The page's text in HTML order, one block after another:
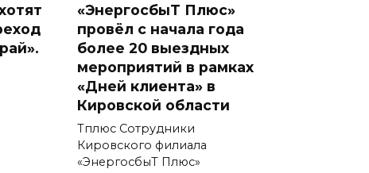
«ЭнергосбыТ Плюс»
провёл с начала года
более 20 выездных
мероприятий в рамках
«Дней клиента» в
Кировской области
Тплюс Сотрудники
Кировского филиала
«ЭнергосбыТ Плюс»